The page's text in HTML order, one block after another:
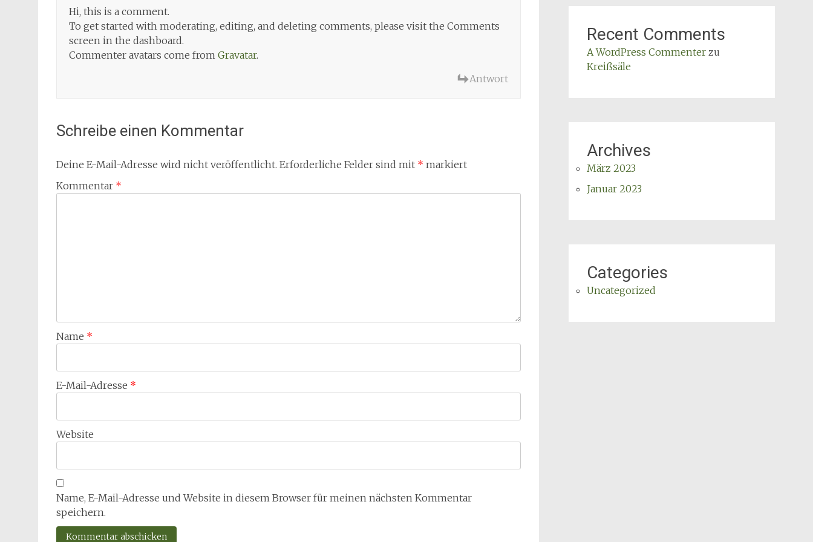
Hi, this is a comment.
To get started with moderating, editing, and deleting comments, please visit the Comments
screen in the dashboard.
Commenter avatars come from Gravatar.
Antwort
Schreibe einen Kommentar
Deine E-Mail-Adresse wird nicht veröffentlicht. Erforderliche Felder sind mit * markiert
Kommentar *
Name *
E-Mail-Adresse *
Website
Name, E-Mail-Adresse und Website in diesem Browser für meinen nächsten Kommentar
speichern.
Recent Comments
A WordPress Commenterzu
Kreißsäle
Archives
März 2023
Januar 2023
Categories
Uncategorized